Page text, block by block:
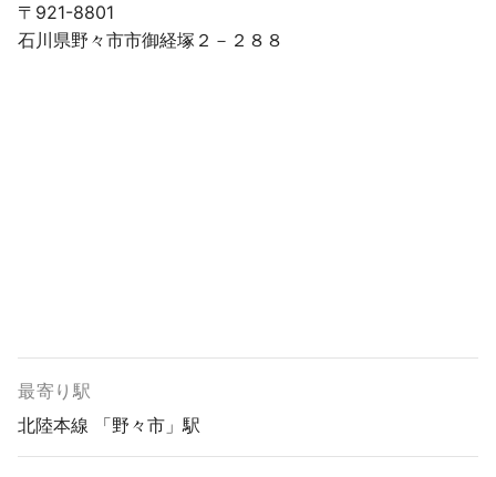
〒921-8801
石川県野々市市御経塚２－２８８
最寄り駅
北陸本線 「野々市」駅